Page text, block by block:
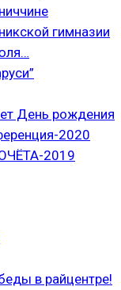
гимназии
День рождения
2020
2019
в райцентре!